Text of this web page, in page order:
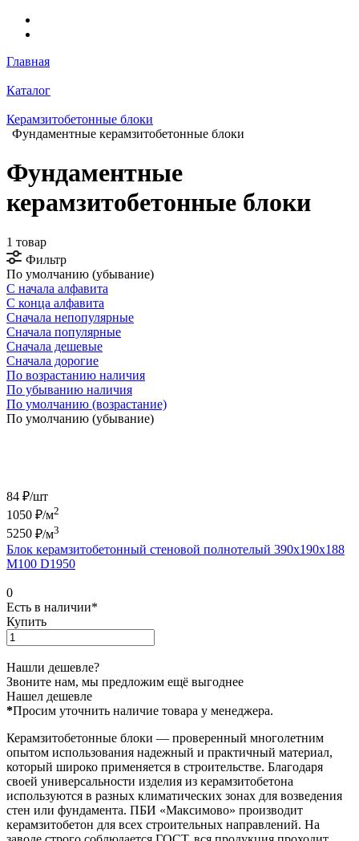
Главная
Каталог
Керамзитобетонные блоки
Фундаментные керамзитобетонные блоки
Фундаментные
керамзитобетонные блоки
1 товар
Фильтр
По умолчанию (убывание)
С начала алфавита
С конца алфавита
Сначала непопулярные
Сначала популярные
Сначала дешевые
Сначала дорогие
По возрастанию наличия
По убыванию наличия
По умолчанию (возрастание)
По умолчанию (убывание)
84 ₽/шт
1050 ₽/м2
5250 ₽/м3
Блок керамзитобетонный стеновой полнотелый 390х190х188
М100 D1950
0
Есть в наличии*
Купить
Нашли дешевле?
Звоните нам, мы предложим ещё выгоднее
Нашел дешевле
*Просим уточнить наличие товара у менеджера.
Керамзитобетонные блоки — проверенный многолетним
опытом использования надежный и практичный материал,
который широко применяется в строительстве. Благодаря
своей универсальности изделия из керамзитобетона
используются в разных климатических зонах для возведения
стен или фундамента. ПБИ «Максимово» производит
керамзитобетон для всех строительных направлений. На